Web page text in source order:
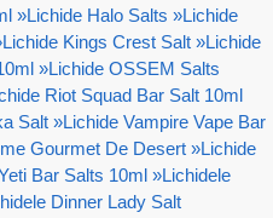
»Lichide Halo Salts »Lichide
Lichide Kings Crest Salt »Lichide
»Lichide OSSEM Salts
Riot Squad Bar Salt 10ml
Salt »Lichide Vampire Vape Bar
Gourmet De Desert »Lichide
Bar Salts 10ml »Lichidele
Dinner Lady Salt